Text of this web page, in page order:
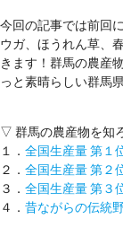
今回の記事では前回
ウガ、ほうれん草、
きます！群馬の農産
っと素晴らしい群馬
▽ 群馬の農産物を知
１． 全国生産量 第１
２． 全国生産量 第２
３． 全国生産量 第３
４． 昔ながらの伝統